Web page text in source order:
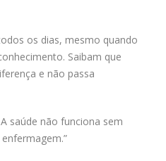
os dias, mesmo quando
Saibam que
e não passa
saúde não funciona sem